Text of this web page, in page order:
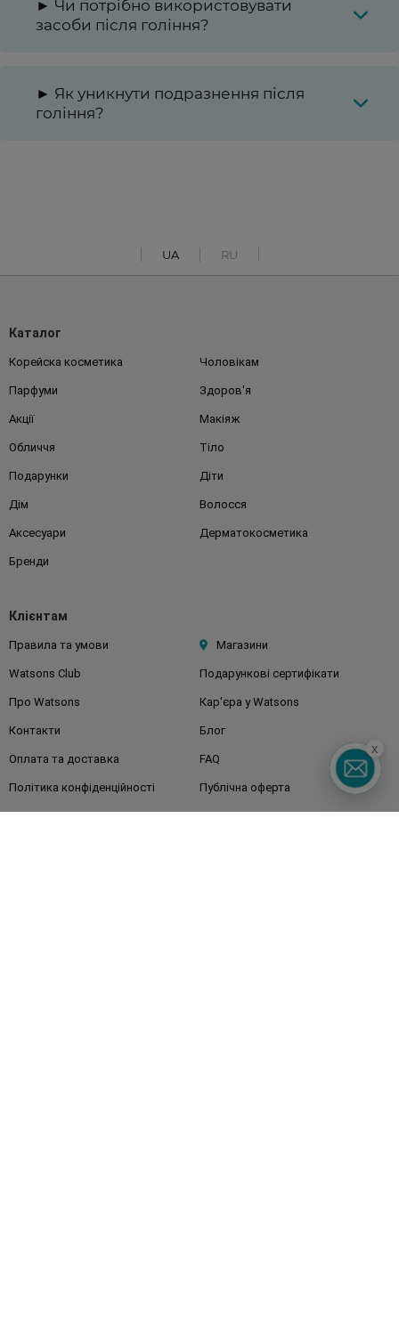
► Чи потрібно використовувати
засоби після гоління?
► Як уникнути подразнення після
гоління?
UA RU
Каталог
Корейска косметика Чоловікам
Парфуми Здоров'я
Акції Макіяж
Обличчя Тіло
Подарунки Діти
Дім Волосся
Аксесуари Дерматокосметика
Бренди
Клієнтам
Правила та умови Магазини
Watsons Club Подарункові сертифікати
Про Watsons Кар'єра у Watsons
Контакти Блог
Оплата та доставка FAQ
Політика конфіденційності Публічна оферта
ЗМІ про нас Повернення замовлення
x